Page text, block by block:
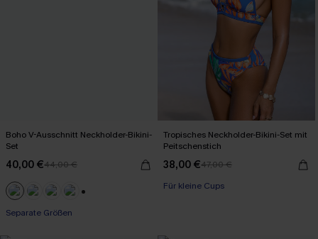
Boho V-Ausschnitt Neckholder-Bikini-
Set
40,00 €44,00 €
Separate Größen
Tropisches Neckholder-Bikini-Set mit
Peitschenstich
38,00 €47,00 €
Für kleine Cups